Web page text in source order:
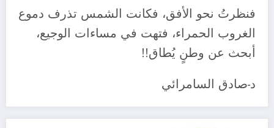
فنظرتُ نحو الأفق، فكانت الشمس تذرف دموع
الغروب الحمراء، فتهت في مساءات الوجيع،
أبحث عن وطنٍ يُطاق!!
د-صادق السامرائي